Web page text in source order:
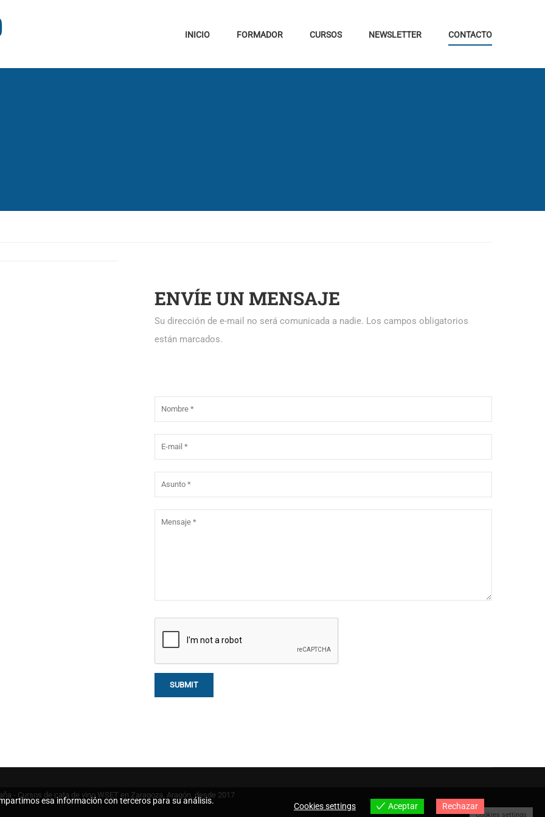
INICIO FORMADOR CURSOS NEWSLETTER CONTACTO
ENVÍE UN MENSAJE
Su dirección de e-mail no será comunicada a nadie. Los campos obligatorios
están marcados.
- Cursos de cata de vino WSET en Zaragoza, Aragón, desde 2017
esa información con terceros para su análisis.
Cookies settings Aceptar Rechazar
Cookies settings